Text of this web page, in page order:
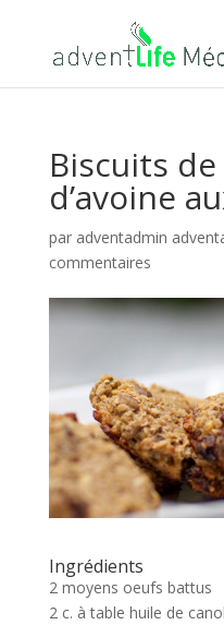
Biscuits
d’avoine
par adventadmin
commentaires
Ingrédients
2 moyens oeufs battus
2 c. à table huile de